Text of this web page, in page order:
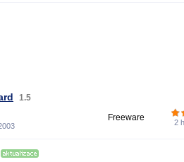
1.5
Freeware 2